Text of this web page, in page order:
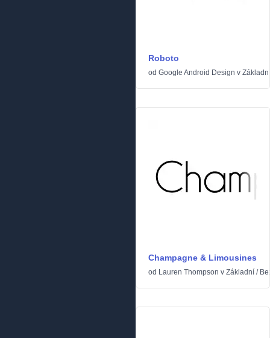
Roboto
od Google Android Design v Základní
Champagne & Limousines
od Lauren Thompson v Základní /